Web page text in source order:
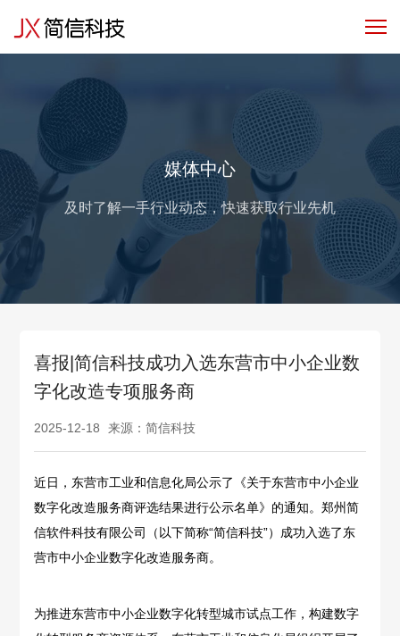
客户与
媒体中心
及时了解一手行业动态，快速获取行业先机
喜报|简信科技成功入选东营市中小企业数
字化改造专项服务商
2025-12-18 来源：简信科技
近日，东营市工业和信息化局公示了《关于东营市中小企业
数字化改造服务商评选结果进行公示名单》的通知。郑州简
信软件科技有限公司（以下简称“简信科技”）成功入选了东
营市中小企业数字化改造服务商。
为推进东营市中小企业数字化转型城市试点工作，构建数字